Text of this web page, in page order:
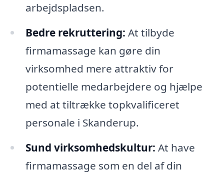
arbejdspladsen.
Bedre rekruttering: At tilbyde
firmamassage kan gøre din
virksomhed mere attraktiv for
potentielle medarbejdere og hjælpe
med at tiltrække topkvalificeret
personale i Skanderup.
Sund virksomhedskultur: At have
firmamassage som en del af din